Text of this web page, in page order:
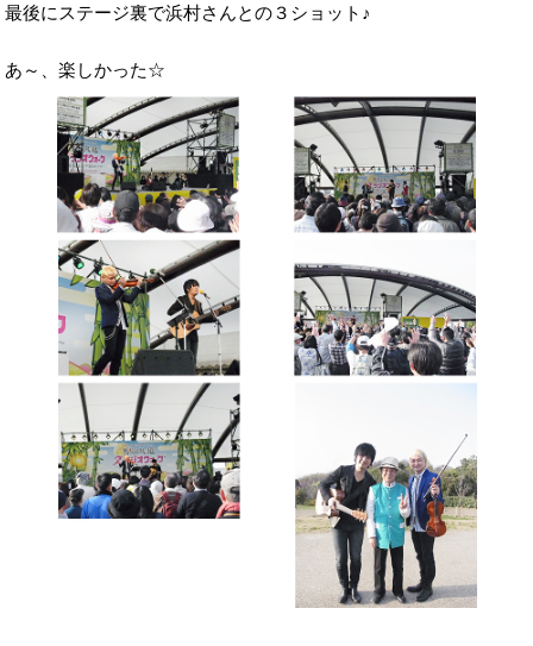
最後にステージ裏で浜村さんとの３ショット♪
あ～、楽しかった☆